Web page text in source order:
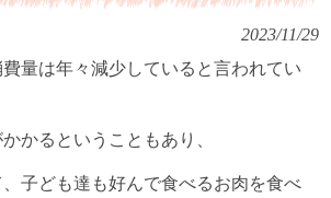
2023/11/29
量は年々減少していると言われてい
かるということもあり、
子ども達も好んで食べるお肉を食べ